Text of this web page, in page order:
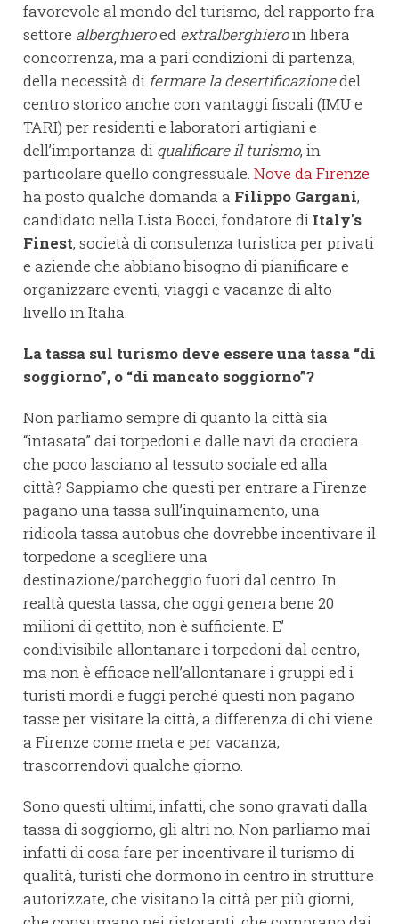
favorevole al mondo del turismo, del rapporto fra
settore alberghieroed extralberghieroin libera
concorrenza, ma a pari condizioni di partenza,
della necessità difermare la desertificazionedel
centro storico anche con vantaggi fiscali (IMU e
TARI) per residenti e laboratori artigiani e
dell’importanza di qualificare il turismo, in
particolare quello congressuale. Nove da Firenze
ha posto qualche domanda a Filippo Gargani,
candidato nella Lista Bocci, fondatore di Italy's
Finest, società di consulenza turistica per privati
e aziende che abbiano bisogno di pianificare e
organizzare eventi, viaggi e vacanze di alto
livello in Italia.
La tassa sul turismo deve essere una tassa “di
soggiorno”, o “di mancato soggiorno”?
Non parliamo sempre di quanto la città sia
“intasata” dai torpedoni e dalle navi da crociera
che poco lasciano al tessuto sociale ed alla
città? Sappiamo che questi per entrare a Firenze
pagano una tassa sull’inquinamento, una
ridicola tassa autobus che dovrebbe incentivare il
torpedone a scegliere una
destinazione/parcheggio fuori dal centro. In
realtà questa tassa, che oggi genera bene 20
milioni di gettito, non è sufficiente. E’
condivisibile allontanare i torpedoni dal centro,
ma non è efficace nell’allontanare i gruppi ed i
turisti mordi e fuggi perché questi non pagano
tasse per visitare la città, a differenza di chi viene
a Firenze come meta e per vacanza,
trascorrendovi qualche giorno.
Sono questi ultimi, infatti, che sono gravati dalla
tassa di soggiorno, gli altri no. Non parliamo mai
infatti di cosa fare per incentivare il turismo di
qualità, turisti che dormono in centro in strutture
autorizzate, che visitano la città per più giorni,